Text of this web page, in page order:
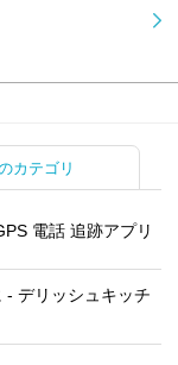
カテゴリ
電話 追跡アプリ
- デリッシュキッチ